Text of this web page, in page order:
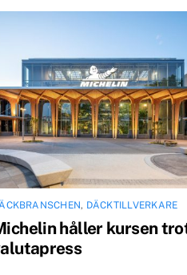
, DÄCKTILLVERKARE
håller kursen